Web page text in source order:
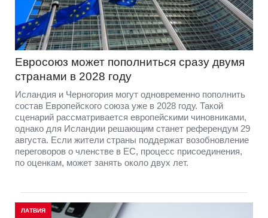
Евросоюз может пополниться сразу двумя
странами в 2028 году
Исландия и Черногория могут одновременно пополнить
состав Европейского союза уже в 2028 году. Такой
сценарий рассматривается европейскими чиновниками,
однако для Исландии решающим станет референдум 29
августа. Если жители страны поддержат возобновление
переговоров о членстве в ЕС, процесс присоединения,
по оценкам, может занять около двух лет.
ЛАТВИЯ